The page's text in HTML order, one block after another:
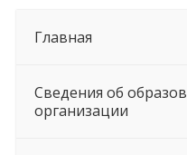
Главная
Сведения об
организации